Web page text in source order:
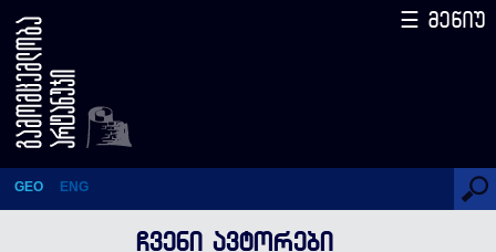
ალექსანდრე ელისაშვილი
GEO ENG
☰ მენიუ
ᲩᲕᲔᲜᲘ ᲐᲕᲢᲝᲠᲔᲑᲘ